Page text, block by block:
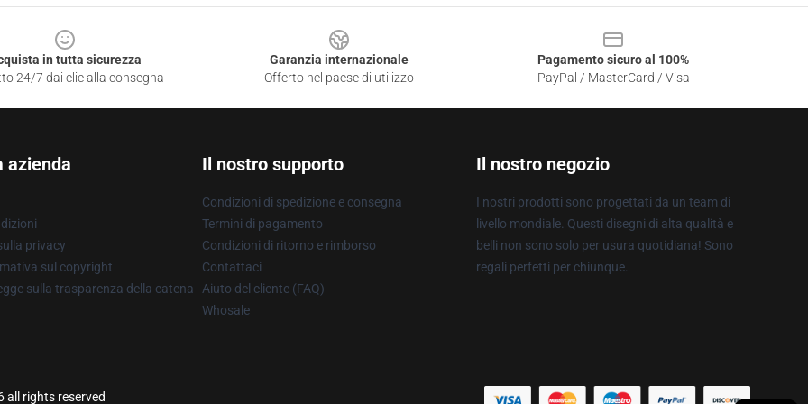
in tutta sicurezza
24/7 dai clic alla consegna
Garanzia internazionale
Offerto nel paese di utilizzo
Pagamento sicuro al 100%
PayPal / MasterCard / Visa
azienda
privacy
sul copyright
sulla trasparenza della catena
Il nostro supporto
Condizioni di spedizione e consegna
Termini di pagamento
Condizioni di ritorno e rimborso
Contattaci
Aiuto del cliente (FAQ)
Whosale
Il nostro negozio
I nostri prodotti sono progettati da un team di
livello mondiale. Questi disegni di alta qualità e
belli non sono solo per usura quotidiana! Sono
regali perfetti per chiunque.
all rights reserved